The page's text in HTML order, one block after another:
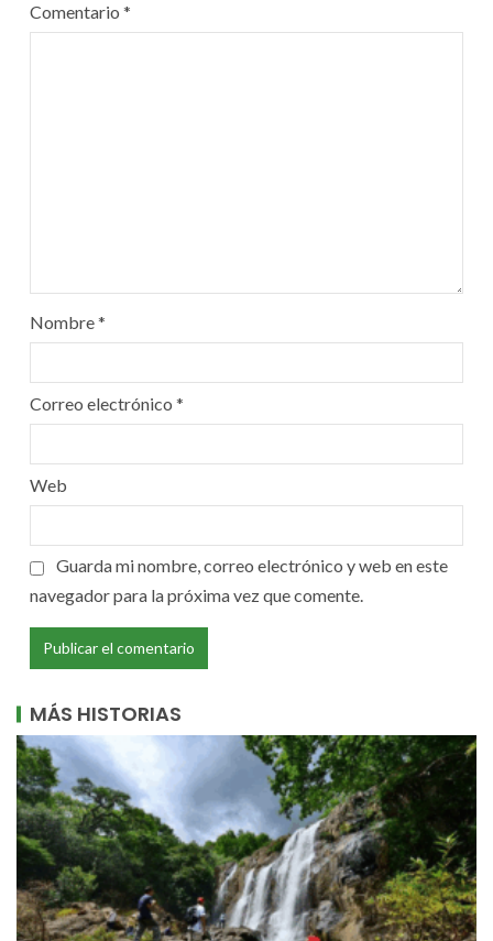
Comentario *
Nombre*
Correo electrónico *
Web
Guarda mi nombre, correo electrónico y web en este
navegador para la próxima vez que comente.
MÁS HISTORIAS